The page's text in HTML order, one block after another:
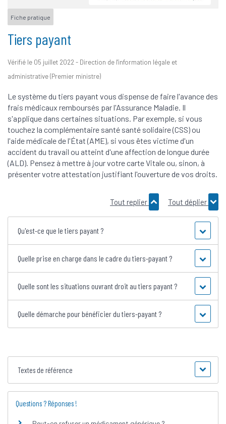
Fiche pratique
Tiers payant
Vérifié le 05 juillet 2022 - Direction de l'information légale et
administrative (Premier ministre)
Le système du tiers payant vous dispense de faire l'avance des
frais médicaux remboursés par l'Assurance Maladie. Il
s'applique dans certaines situations. Par exemple, si vous
touchez la complémentaire santé santé solidaire (CSS) ou
l'aide médicale de l'État (AME), si vous êtes victime d'un
accident du travail ou atteint d'une affection de longue durée
(ALD). Pensez à mettre à jour votre carte Vitale ou, sinon, à
présenter votre attestation justifiant l'ouverture de vos droits.
Tout replier Tout déplier
Qu'est-ce que le tiers payant ?
Quelle prise en charge dans le cadre du tiers-payant ?
Quelle sont les situations ouvrant droit au tiers payant ?
Quelle démarche pour bénéficier du tiers-payant ?
Textes de référence
Questions ? Réponses !